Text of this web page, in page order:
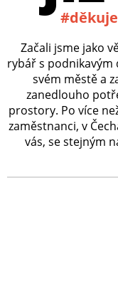
Začali jsme jako
rybář s podnikavým
svém městě a
zanedlouho
prostory. Po více
zaměstnanci, v
vás, se stejným